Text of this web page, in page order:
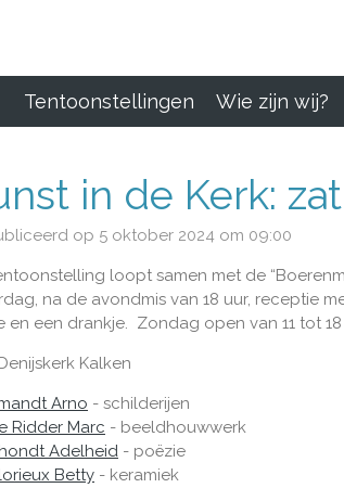
Tentoonstellingen Wie zijn wij?
in de Kerk:
op 5 oktober 2024 om 09:00
loopt samen met de
na de avondmis van 18 uur, receptie
en een drankje. Zondag open van 11 tot
Kalken
Arno - schilderijen
Ridder Marc - beeldhouwwerk
Adelheid - poëzie
Betty - keramiek